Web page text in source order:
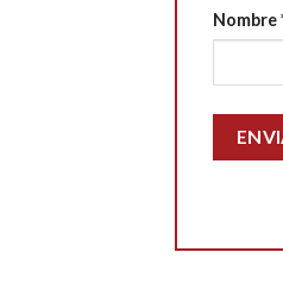
Nombre